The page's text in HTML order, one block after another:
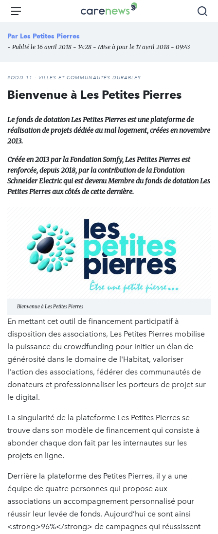
Aller
principal
Carenews,
des
l'engagement
Menu
Par Les Petites Pierres
- Publié le 16 avril 2018 - 14:28 - Mise à jour le 17 avril 2018 - 09:43
#ODD 11 : VILLES ET COMMUNAUTÉS DURABLES
Bienvenue à Les Petites Pierres
Le fonds de dotation Les Petites Pierresest une plateforme de
réalisation de projets dédiée au mal logement, créées en novembre
2013.
Créée en 2013 par la Fondation Somfy, Les Petites Pierres est
renforcée, depuis 2018, par la contribution de laFondation
Schneider Electricqui est devenu Membre du fonds de dotation Les
Petites Pierres aux côtés de cette dernière.
Bienvenue à Les Petites Pierres
En mettant cet outil de financement participatif à
disposition des associations, Les Petites Pierres mobilise
la puissance du crowdfunding pour initier un élan de
générosité dans le domaine de l'Habitat, valoriser
l'action des associations, fédérer des communautés de
donateurs et professionnaliser les porteurs de projet sur
le digital.
La singularité de la plateforme Les Petites Pierres se
trouve dans son modèle de financement qui consiste à
abonder chaque don fait par les internautes sur les
projets en ligne.
Derrière la plateforme des Petites Pierres, il y a une
équipe de quatre personnes qui propose aux
associations un accompagnement personnalisé pour
réussir leur levée de fonds. Aujourd’hui ce sont ainsi
<strong>96%</strong> de campagnes qui réussissent